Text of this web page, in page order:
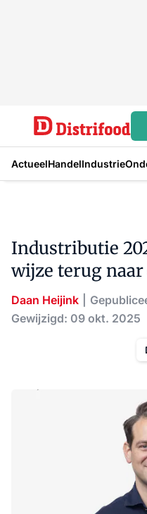
ActueelHandelIndustrie
Industributie
wijze terug naar
Daan Heijink
Gewijzigd: 09 okt. 2025